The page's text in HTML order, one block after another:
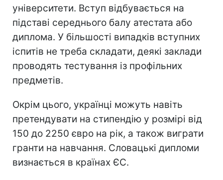
університети. Вступ відбувається на
підставі середнього балу атестата або
диплома. У більшості випадків вступних
іспитів не треба складати, деякі заклади
проводять тестування із профільних
предметів.
Окрім цього, українці можуть навіть
претендувати на стипендію у розмірі від
150 до 2250 євро на рік, а також виграти
гранти на навчання. Словацькі дипломи
визнається в країнах ЄС.